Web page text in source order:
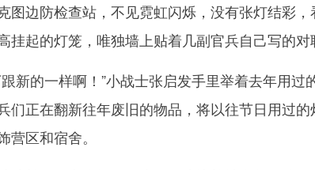
边防检查站，不见霓虹闪烁，没有张灯结彩，
起的灯笼，唯独墙上贴着几副官兵自己写的对
的一样啊！”小战士张启发手里举着去年用过
们正在翻新往年废旧的物品，将以往节日用过的
区和宿舍。